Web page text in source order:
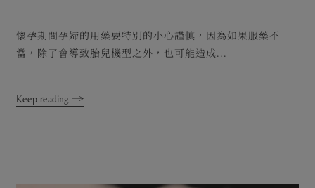
懷孕期間孕婦的用藥要特別的小心謹慎，因為如果服藥不
當，除了會導致胎兒機型之外，也可能造成...
Keep reading